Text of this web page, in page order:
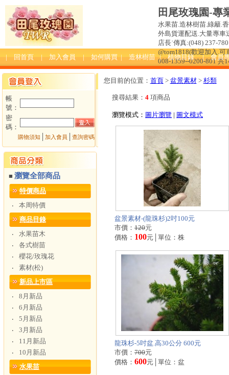
田尾玫瑰園-專
水果苗.造林樹苗.綠籬.
外島貨運配送.大量專車
店長˙傳真:(048) 237-
@tom1818(歡迎加入.
008-1359--0200-801 共
| 回首頁 | 加入會員 | 如何購買 | 造林樹苗 | 植物目錄 | 會員
帳
號：
密
碼：
購物須知 加入會員 查詢密碼
■ 瀏覽全部商品
特價商品
‧
本周特價
商品目錄
‧
水果苗木
‧
各式樹苗
‧
櫻花/玫瑰花
‧
素材(松)
新品上市區
‧
8月新品
‧
6月新品
‧
5月新品
‧
3月新品
‧
11月新品
‧
10月新品
水果苗
您目前的位置： 首頁> 盆景素材> 杉類
搜尋結果： 4 項商品
瀏覽模式： 圖片瀏覽 | 圖文模式
盆景素材-(龍珠杉)2吋100元
市價： 120元
價格： 100元│單位：株
龍珠杉-5吋盆.高30公分 600元
市價： 700元
價格： 600元│單位：盆